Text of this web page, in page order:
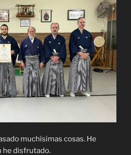
muchísimas cosas. He
he disfrutado.